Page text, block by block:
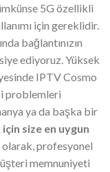
5G özellikli
için gereklidir.
bağlantınızın
ediyoruz. Yüksek
IPTV Cosmo
problemleri
ya da başka bir
size en uygun
profesyonel
memnuniyeti